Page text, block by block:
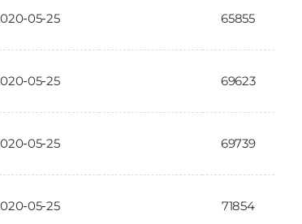
05-25 65855
05-25 69623
05-25 69739
05-25 71854